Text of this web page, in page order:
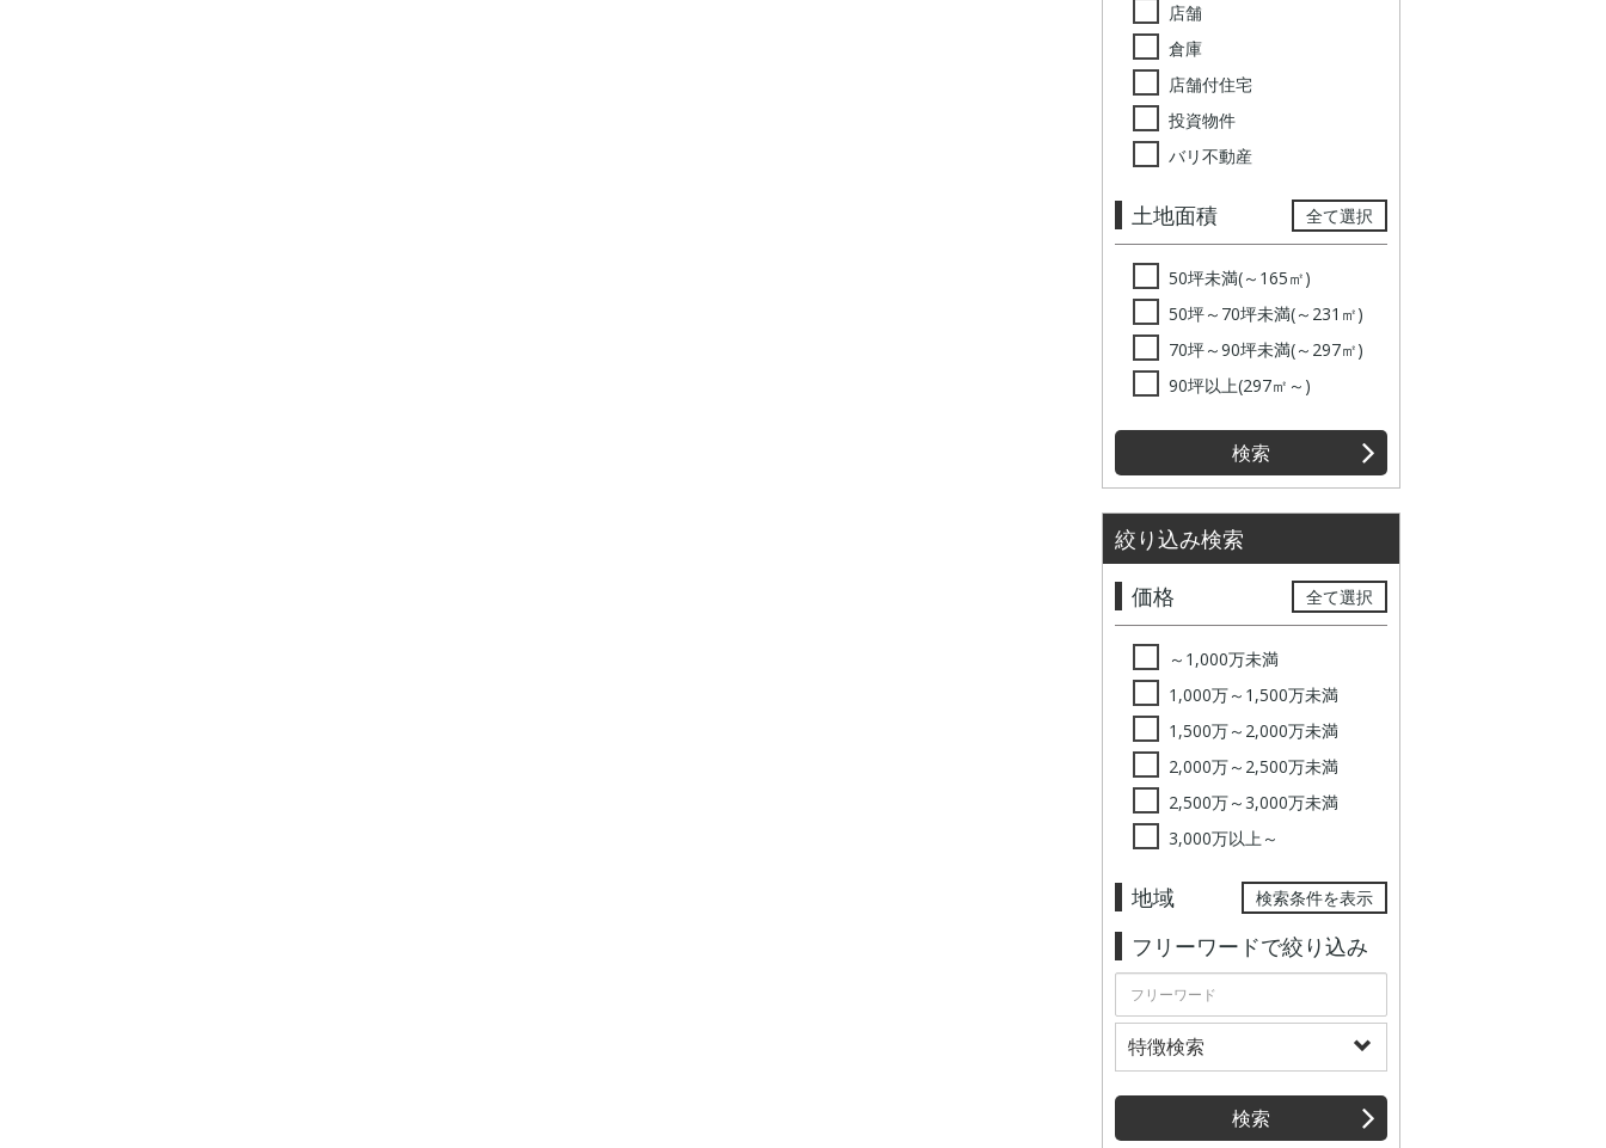
店舗
倉庫
店舗付住宅
投資物件
バリ不動産
土地面積 全て選択
50坪未満(～165㎡)
50坪～70坪未満(～231㎡)
70坪～90坪未満(～297㎡)
90坪以上(297㎡～)
検索
絞り込み検索
価格
全て選択
～1,000万未満
1,000万～1,500万未満
1,500万～2,000万未満
2,000万～2,500万未満
2,500万～3,000万未満
3,000万以上～
地域 検索条件を表示
フリーワードで絞り込み
特徴検索
検索